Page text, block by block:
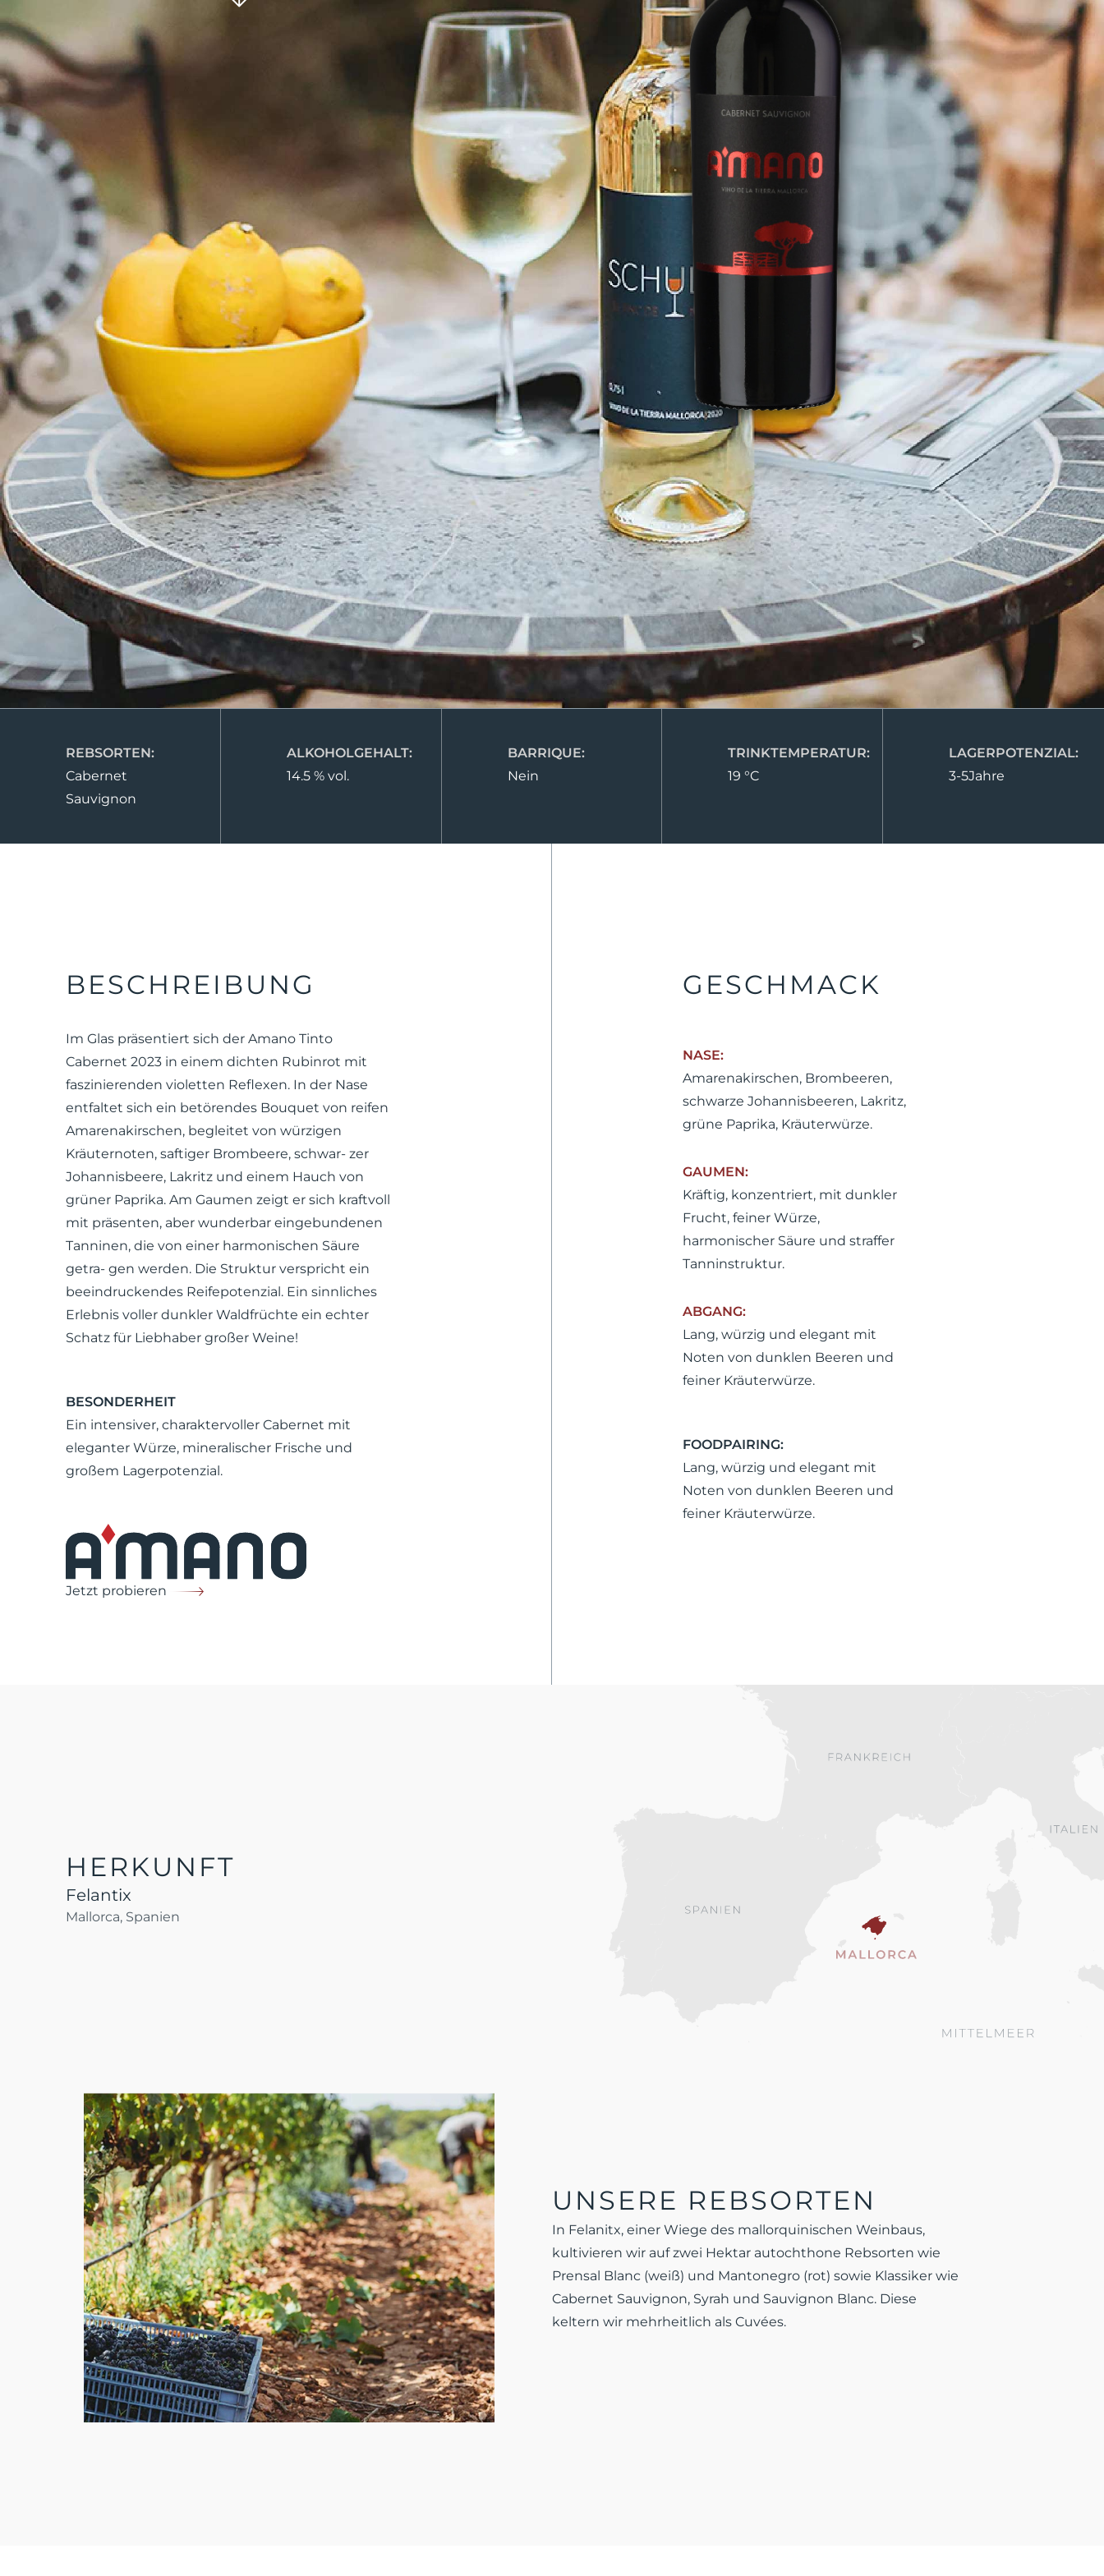
REBSORTEN:
Cabernet
Sauvignon
ALKOHOLGEHALT:
14.5 % vol.
BARRIQUE:
Nein
TRINKTEMPERATUR:
19 °C
LAGERPOTENZIAL:
3-5Jahre
BESCHREIBUNG
Im Glas präsentiert sich der Amano Tinto
Cabernet 2023 in einem dichten Rubinrot mit
faszinierenden violetten Reflexen. In der Nase
entfaltet sich ein betörendes Bouquet von reifen
Amarenakirschen, begleitet von würzigen
Kräuternoten, saftiger Brombeere, schwar- zer
Johannisbeere, Lakritz und einem Hauch von
grüner Paprika. Am Gaumen zeigt er sich kraftvoll
mit präsenten, aber wunderbar eingebundenen
Tanninen, die von einer harmonischen Säure
getra- gen werden. Die Struktur verspricht ein
beeindruckendes Reifepotenzial. Ein sinnliches
Erlebnis voller dunkler Waldfrüchte ein echter
Schatz für Liebhaber großer Weine!
BESONDERHEIT
Ein intensiver, charaktervoller Cabernet mit
eleganter Würze, mineralischer Frische und
großem Lagerpotenzial.
Jetzt probieren
GESCHMACK
NASE:
Amarenakirschen, Brombeeren,
schwarze Johannisbeeren, Lakritz,
grüne Paprika, Kräuterwürze.
GAUMEN:
Kräftig, konzentriert, mit dunkler
Frucht, feiner Würze,
harmonischer Säure und straffer
Tanninstruktur.
ABGANG:
Lang, würzig und elegant mit
Noten von dunklen Beeren und
feiner Kräuterwürze.
FOODPAIRING:
Lang, würzig und elegant mit
Noten von dunklen Beeren und
feiner Kräuterwürze.
HERKUNFT
Felantix
Mallorca, Spanien
UNSERE REBSORTEN
In Felanitx, einer Wiege des mallorquinischen Weinbaus,
kultivieren wir auf zwei Hektar autochthone Rebsorten wie
Prensal Blanc (weiß) und Mantonegro (rot) sowie Klassiker wie
Cabernet Sauvignon, Syrah und Sauvignon Blanc. Diese
keltern wir mehrheitlich als Cuvées.